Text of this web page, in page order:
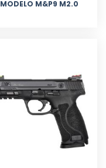
MODELO M&P9 M2.0